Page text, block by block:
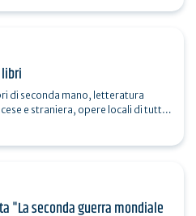
di seconda mano, letteratura
e straniera, opere locali di tutte
"La seconda guerra mondiale